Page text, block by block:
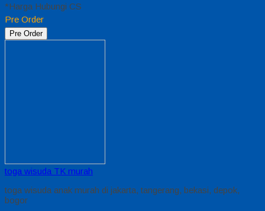
*Harga Hubungi CS
Pre Order
Pre Order
toga wisuda TK murah
toga wisuda anak murah di jakarta, tangerang, bekasi, depok,
bogor